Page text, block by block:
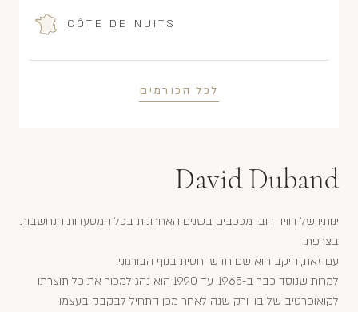
CÔTE DE NUITS
לכל הכורמים
David Duband
ינותיו של דוויד דובו מככבים בשנים האחרונות בכל המסעדות הנחשבות
בצרפת.
עם זאת, היקב הוא שם חדש יחסית בנוף הבורגוני.
למרות שנוסד כבר ב-1965, עד 1990 הוא נהג למכור את כל תוצרתו
לקואופרטיב של בון ורק שנה לאחר מכן התחיל לבקבק בעצמו.